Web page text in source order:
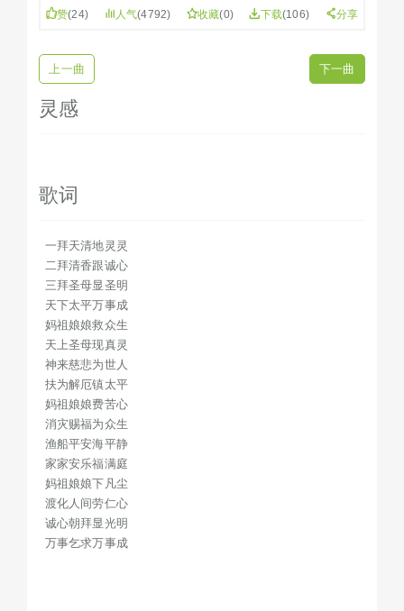
赞(24) 人气(4792) 收藏(0) 下载(106) 分享
上一曲 下一曲
灵感
歌词
一拜天清地灵灵
二拜清香跟诚心
三拜圣母显圣明
天下太平万事成
妈祖娘娘救众生
天上圣母现真灵
神来慈悲为世人
扶为解厄镇太平
妈祖娘娘费苦心
消灾赐福为众生
渔船平安海平静
家家安乐福满庭
妈祖娘娘下凡尘
渡化人间劳仁心
诚心朝拜显光明
万事乞求万事成